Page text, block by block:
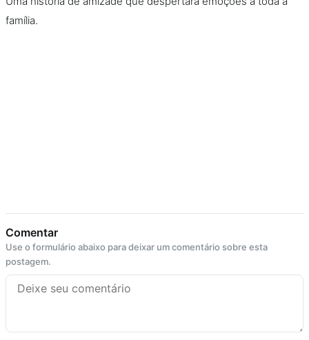
família.
Comentar
Use o formulário abaixo para deixar um comentário sobre esta
postagem.